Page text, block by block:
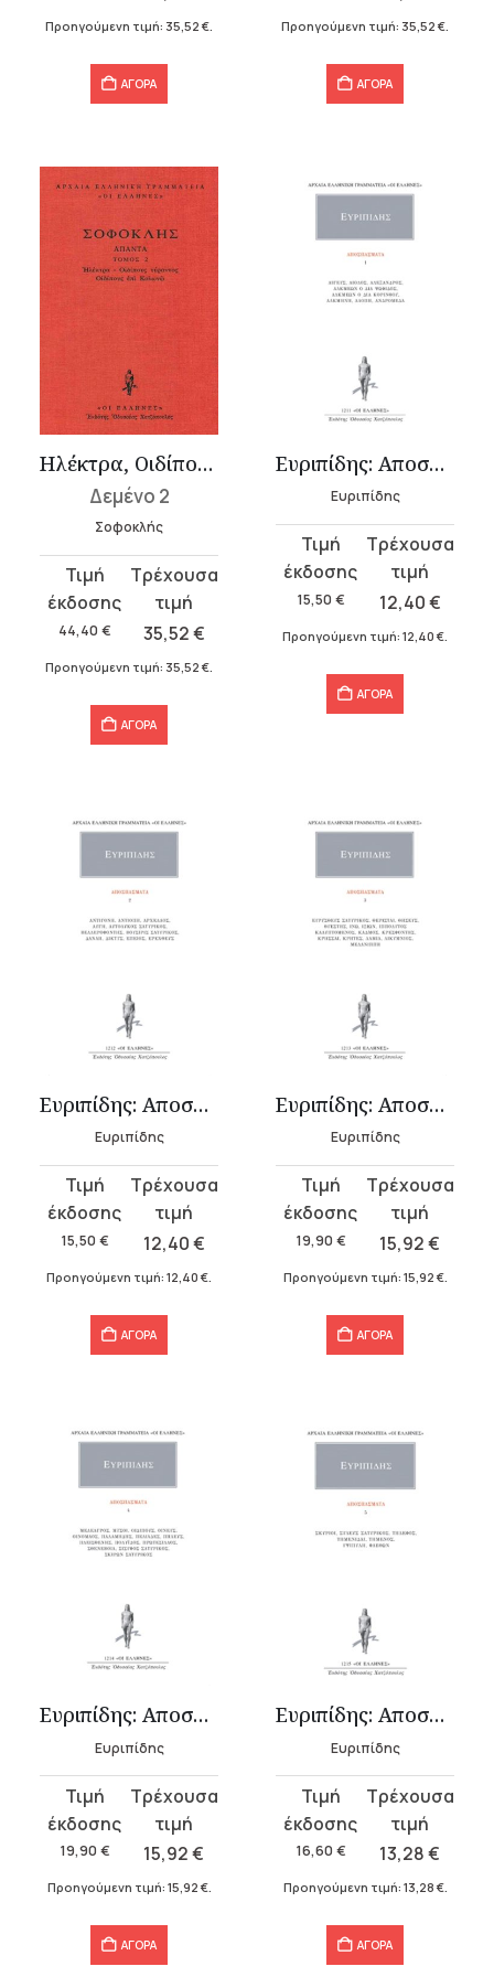
44,40 €.
Προηγούμενη τιμή: 35,52 €
ΑΓΟΡΑ
44,40 €.
Προηγούμενη τιμή: 35,52 €
ΑΓΟΡΑ
Ηλέκτρα, Οιδίπους τύραννος, Οιδίπους επί Κολωνώ
Δεμένο 2
Σοφοκλής
44,40 €
Original
price
was:
44,40 €.
35,52€
τρέχουσα
τιμή
Προηγούμενη τιμή: 35,52 €
ΑΓΟΡΑ
Ευριπίδης: Αποσπάσματα 1
Ευριπίδης
15,50 €
Original
price
was:
15,50 €.
12,40€
τρέχουσα
τιμή
Προηγούμενη τιμή: 12,40 €
ΑΓΟΡΑ
Ευριπίδης: Αποσπάσματα 2
Ευριπίδης
15,50 €
Original
price
was:
15,50 €.
12,40€
τρέχουσα
τιμή
είναι:
Προηγούμενη τιμή: 12,40 €.
ΑΓΟΡΑ
Ευριπίδης: Αποσπάσματα 3
Ευριπίδης
19,90 €
Original
price
was:
19,90 €.
15,92€
τρέχουσα
τιμή
είναι:
Προηγούμενη τιμή: 15,92 €.
ΑΓΟΡΑ
Ευριπίδης: Αποσπάσματα 4
Ευριπίδης
19,90 €
Original
price
was:
19,90 €.
15,92€
τρέχουσα
τιμή
είναι:
Προηγούμενη τιμή: 15,92 €.
ΑΓΟΡΑ
Ευριπίδης: Αποσπάσματα 5
Ευριπίδης
16,60 €
Original
price
was:
16,60 €.
13,28€
τρέχουσα
τιμή
είναι:
Προηγούμενη τιμή: 13,28 €.
ΑΓΟΡΑ